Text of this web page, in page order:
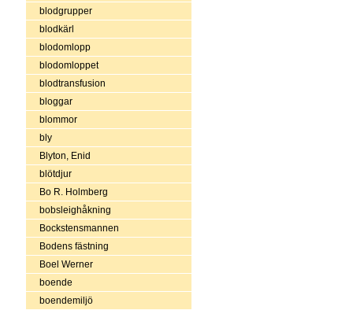
blodgrupper
blodkärl
blodomlopp
blodomloppet
blodtransfusion
bloggar
blommor
bly
Blyton, Enid
blötdjur
Bo R. Holmberg
bobsleighåkning
Bockstensmannen
Bodens fästning
Boel Werner
boende
boendemiljö